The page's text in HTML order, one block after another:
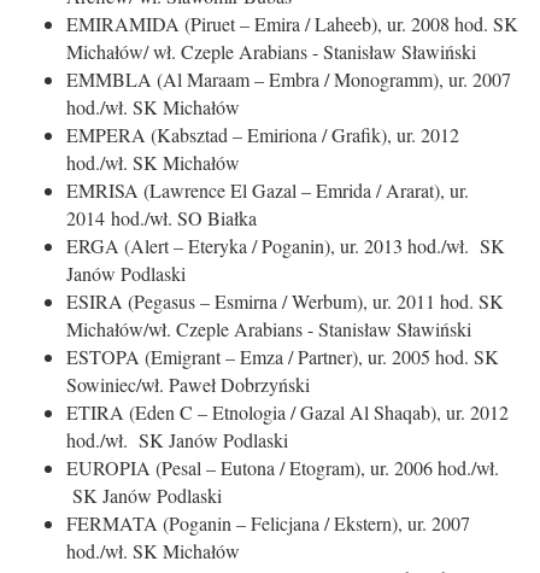
EMIRAMIDA (Piruet – Emira / Laheeb), ur. 2008 hod. SK
Michałów/ wł. Czeple Arabians - Stanisław Sławiński
EMMBLA (Al Maraam – Embra / Monogramm), ur. 2007
hod./wł. SK Michałów
EMPERA (Kabsztad – Emiriona / Grafik), ur. 2012
hod./wł. SK Michałów
EMRISA (Lawrence El Gazal – Emrida / Ararat), ur.
2014 hod./wł. SO Białka
ERGA (Alert – Eteryka / Poganin), ur. 2013 hod./wł. SK
Janów Podlaski
ESIRA (Pegasus – Esmirna / Werbum), ur. 2011 hod. SK
Michałów/wł. Czeple Arabians - Stanisław Sławiński
ESTOPA (Emigrant – Emza / Partner), ur. 2005 hod. SK
Sowiniec/wł. Paweł Dobrzyński
ETIRA (Eden C – Etnologia / Gazal Al Shaqab), ur. 2012
hod./wł. SK Janów Podlaski
EUROPIA (Pesal – Eutona / Etogram), ur. 2006 hod./wł.
SK Janów Podlaski
FERMATA (Poganin – Felicjana / Ekstern), ur. 2007
hod./wł. SK Michałów